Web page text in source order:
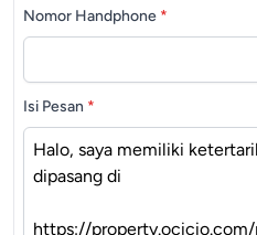
Nomor Handphone *
Isi Pesan *